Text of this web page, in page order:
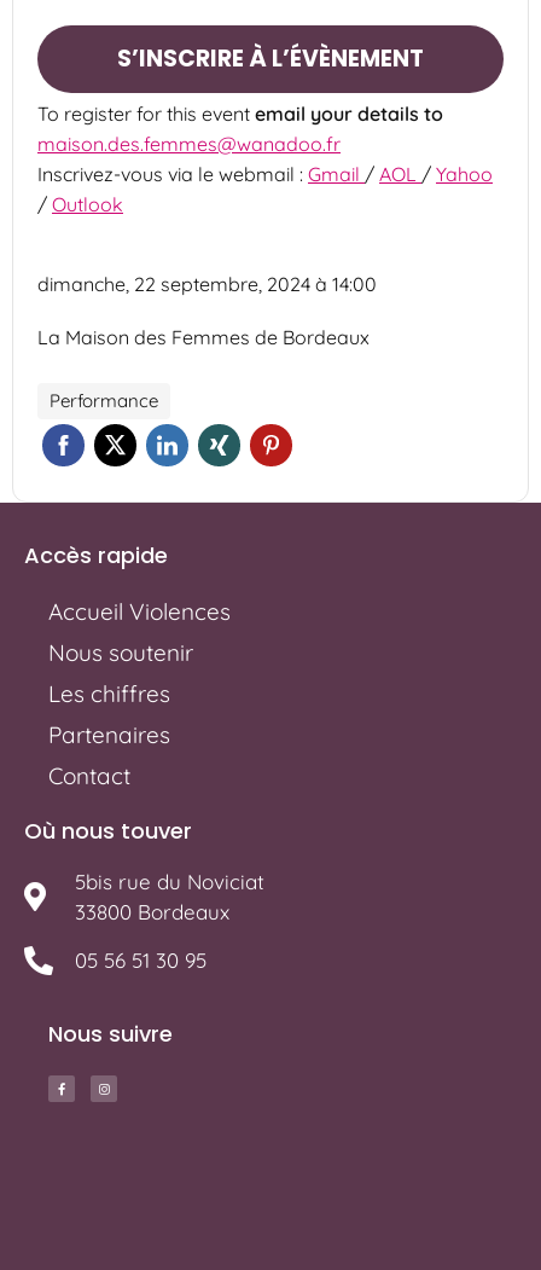
S’INSCRIRE À L’ÉVÈNEMENT
To register for this event email your details to
maison.des.femmes@wanadoo.fr
Inscrivez-vous via le webmail : Gmail / AOL / Yahoo
/ Outlook
dimanche, 22 septembre, 2024 à 14:00
La Maison des Femmes de Bordeaux
Performance
Accès rapide
Accueil Violences
Nous soutenir
Les chiffres
Partenaires
Contact
Où nous touver
5bis rue du Noviciat
33800 Bordeaux
05 56 51 30 95
Nous suivre